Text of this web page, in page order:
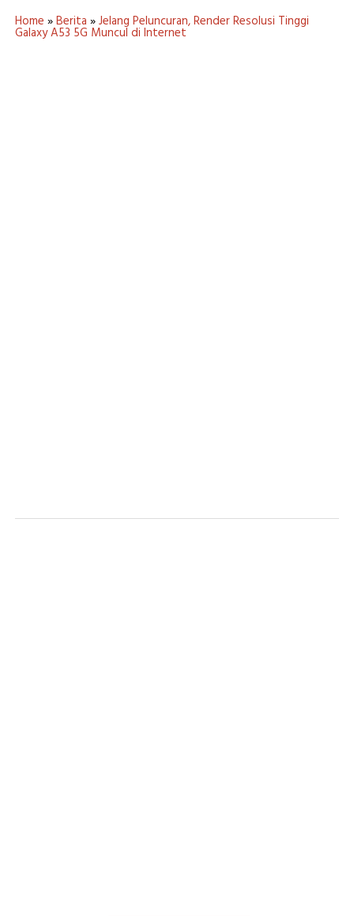
Home »Berita »Jelang Peluncuran, Render Resolusi Tinggi
Galaxy A53 5G Muncul di Internet